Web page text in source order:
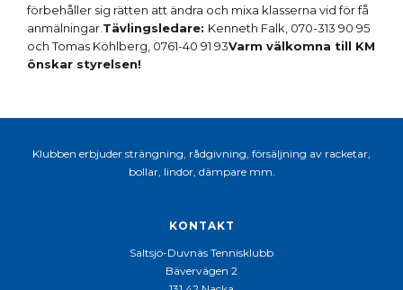
förbehåller sig rätten att ändra och mixa klasserna vid för få
anmälningar. Tävlingsledare: Kenneth Falk, 070-313 90 95
och Tomas Köhlberg, 0761-40 91 93Varm välkomna till KM
önskar styrelsen!
Klubben erbjuder strängning, rådgivning, försäljning av racketar,
bollar, lindor, dämpare mm.
KONTAKT
Saltsjö-Duvnäs Tennisklubb
Bävervägen 2